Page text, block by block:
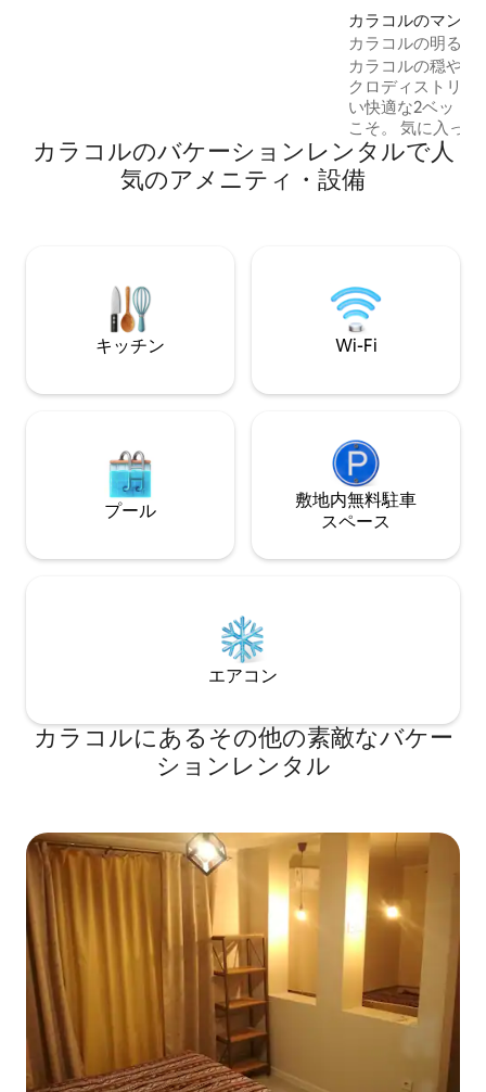
カラコルのマンシ
ト
カラコルの明るく
カラコルの穏やか
クロディストリク
い快適な2ベッド
こそ。 気に入っていただけること： 清潔
で広々とした寝室
ン類と快適なベッ
備の整ったキッチ
の静かで安全なエリ
れやカップル、3
に最適
カラコルのバケーションレンタルで人
気のアメニティ・設備
キッチン Wi-Fi
プール
敷地内無料駐⁠車
ス⁠ペ⁠ー⁠ス
エアコン
カラコルにあるその他の素敵なバケー
ションレンタル